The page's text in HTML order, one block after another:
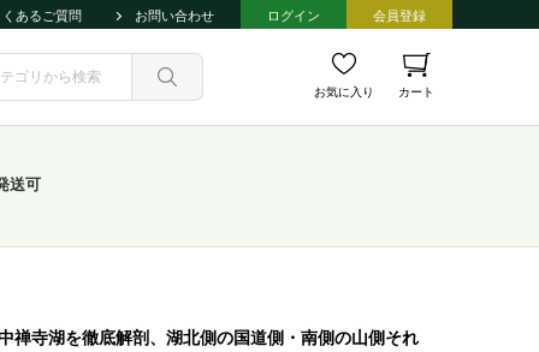
くあるご質問 お問い合わせ ログイン 会員登録
お気に入り カート
送可
禅寺湖を徹底解剖、湖北側の国道側・南側の山側それ